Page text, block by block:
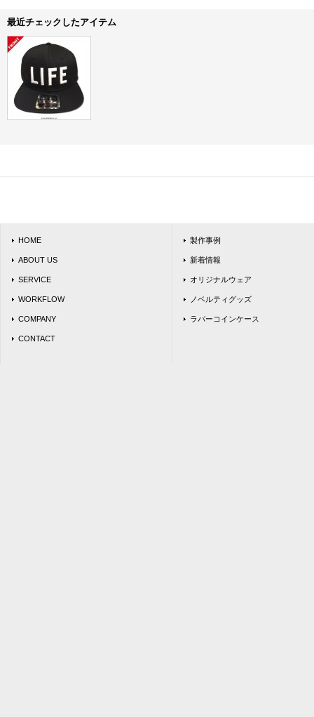
最近チェックしたアイテム
HOME
ABOUT US
SERVICE
WORKFLOW
COMPANY
CONTACT
製作事例
新着情報
オリジナルウェア
ノベルティグッズ
ラバーコインケース